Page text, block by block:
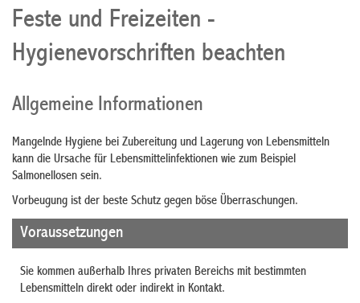
Feste und Freizeiten -
Hygienevorschriften beachten
Allgemeine Informationen
Mangelnde Hygiene bei Zubereitung und Lagerung von Lebensmitteln
kann die Ursache für Lebensmittelinfektionen wie zum Beispiel
Salmonellosen sein.
Vorbeugung ist der beste Schutz gegen böse Überraschungen.
Voraussetzungen
Sie kommen außerhalb Ihres privaten Bereichs mit bestimmten
Lebensmitteln direkt oder indirekt in Kontakt.